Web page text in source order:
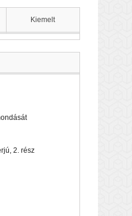
Kiemelt
2. rész